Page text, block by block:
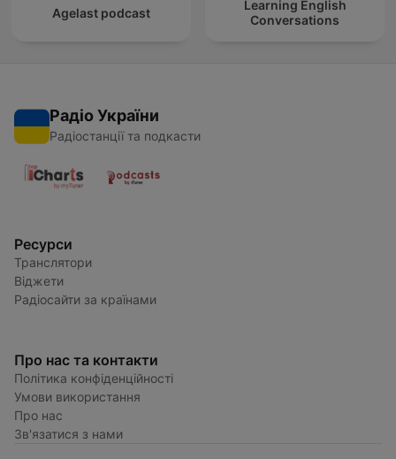
Agelast podcast
Learning English
Conversations
Радіо України
Радіостанції та подкасти
Ресурси
Транслятори
Віджети
Радіосайти за країнами
Про нас та контакти
Політика конфіденційності
Умови використання
Про нас
Зв'язатися з нами